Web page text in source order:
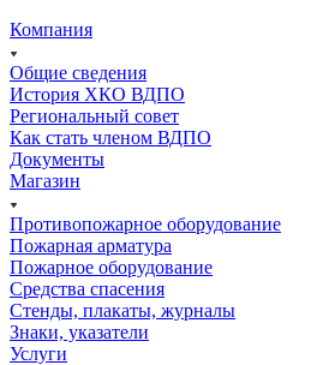
Компания
Общие сведения
История ХКО ВДПО
Региональный совет
Как стать членом ВДПО
Документы
Магазин
Противопожарное оборудование
Пожарная арматура
Пожарное оборудование
Средства спасения
Стенды, плакаты, журналы
Знаки, указатели
Услуги